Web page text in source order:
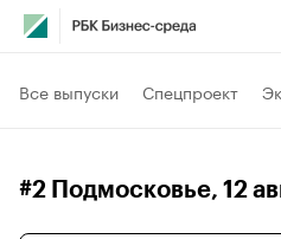
Все выпуски Спецпроект
#2 Подмосковье, 12